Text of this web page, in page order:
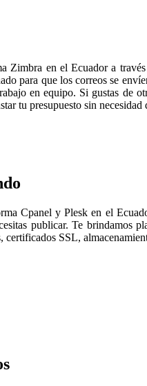
Zimbra en el Ecuador a
para que los correos se
en equipo. Si gustas
tu presupuesto sin
Cpanel y Plesk en el
publicar. Te brindamos
SSL,